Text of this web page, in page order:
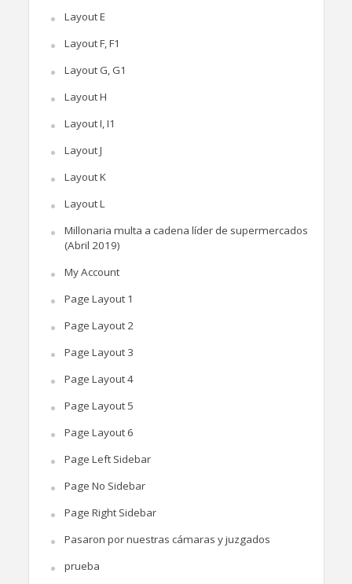
Layout E
Layout F, F1
Layout G, G1
Layout H
Layout I, I1
Layout J
Layout K
Layout L
Millonaria multa a cadena líder de supermercados
(Abril 2019)
My Account
Page Layout 1
Page Layout 2
Page Layout 3
Page Layout 4
Page Layout 5
Page Layout 6
Page Left Sidebar
Page No Sidebar
Page Right Sidebar
Pasaron por nuestras cámaras y juzgados
prueba